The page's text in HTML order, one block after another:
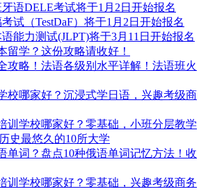
牙语DELE考试将于1月2日开始报名
试（TestDaF）将于1月2日开始报名
能力测试(JLPT)将于3月11日开始报名
留学？这份攻略请收好！
攻略！法语各级别水平详解！法语班火
校哪家好？沉浸式学日语，兴趣考级商
训学校哪家好？零基础，小班分层教学
史最悠久的10所大学
单词？盘点10种俄语单词记忆方法！收
训学校哪家好？零基础，兴趣考级商务